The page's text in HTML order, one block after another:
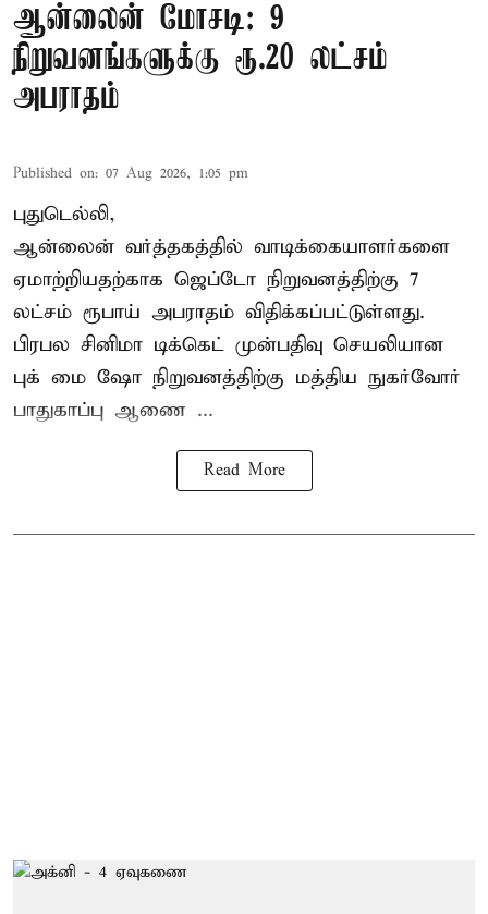
ஆன்லைன் மோசடி: 9
நிறுவனங்களுக்கு ரூ.20 லட்சம்
அபராதம்
Published on: 07 Aug 2026, 1:05 pm
புதுடெல்லி,
ஆன்லைன் வர்த்தகத்தில் வாடிக்கையாளர்களை
ஏமாற்றியதற்காக ஜெப்டோ நிறுவனத்திற்கு 7
லட்சம் ரூபாய் அபராதம் விதிக்கப்பட்டுள்ளது.
பிரபல சினிமா டிக்கெட் முன்பதிவு செயலியான
புக் மை ஷோ நிறுவனத்திற்கு மத்திய நுகர்வோர்
பாதுகாப்பு ஆணை ...
Read More